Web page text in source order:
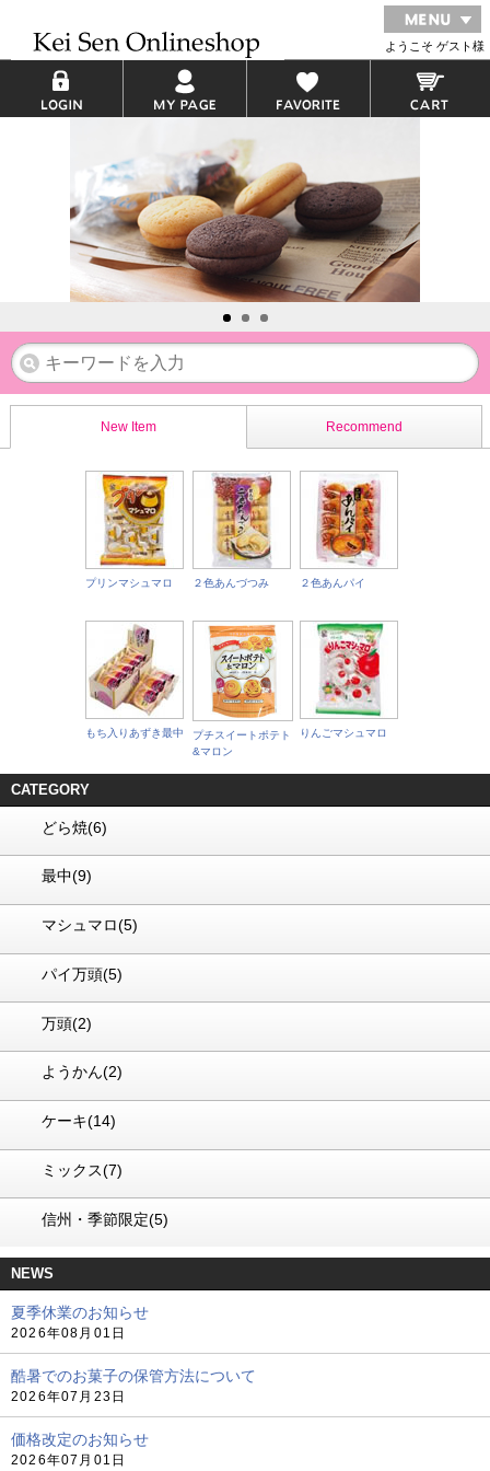
ようこそ ゲスト様
New Item
プリンマシュマロ ２色あんづつみ ２色あんパイ
もち入りあずき最中
プチスイートポテト
&マロン
りんごマシュマロ
Recommend
マロンあんパイ(5個
北海道の濃縮乳を使
ぱふっといちご
まんじゅうミックス
プリンマシュマロ
CATEGORY
どら焼(6)
最中(9)
マシュマロ(5)
パイ万頭(5)
万頭(2)
ようかん(2)
ケーキ(14)
ミックス(7)
信州・季節限定(5)
NEWS
夏季休業のお知らせ
2026年08月01日
酷暑でのお菓子の保管方法について
2026年07月23日
価格改定のお知らせ
2026年07月01日